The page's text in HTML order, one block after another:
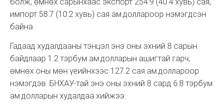
импорт 58.7 (10.2 хувь) сая ам.доллароор нэмэгдсэн
байна.
Гадаад худалдааны тэнцэл энэ оны эхний 8 сарын
байдлаар 1.2 тэрбум ам.долларын ашигтай гарч,
өмнөх оны мөн үеийнхээс 127.2 сая ам.доллароор
нэмэгдэв. БНХАУ-тай энэ оны эхний 8 сард 6.8 тэрбум
ам.долларын худалдаа хийжээ.